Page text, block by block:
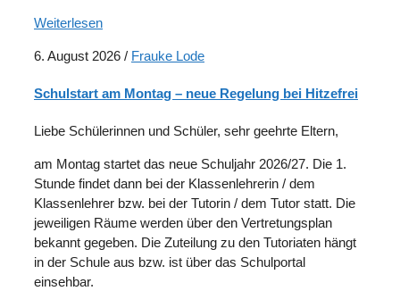
Weiterlesen
6. August 2026 / Frauke Lode
Schulstart am Montag – neue Regelung bei Hitzefrei
Liebe Schülerinnen und Schüler, sehr geehrte Eltern,
am Montag startet das neue Schuljahr 2026/27. Die 1.
Stunde findet dann bei der Klassenlehrerin / dem
Klassenlehrer bzw. bei der Tutorin / dem Tutor statt. Die
jeweiligen Räume werden über den Vertretungsplan
bekannt gegeben. Die Zuteilung zu den Tutoriaten hängt
in der Schule aus bzw. ist über das Schulportal
einsehbar.